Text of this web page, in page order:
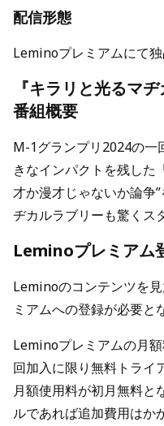
配信形態
Leminoプレミアムにて
『キラリと光るマ
番組概要
M-1グランプリ2024の一
きなインパクトを残した
才か漫才じゃないか論争
ヂカルラブリーも驚くス
Leminoプレミアム
Leminoのコンテンツを
ミアムへの登録が必要と
Leminoプレミアムの月
回加入に限り無料トライ
月額使用料が初月無料と
ルであれば追加費用はか